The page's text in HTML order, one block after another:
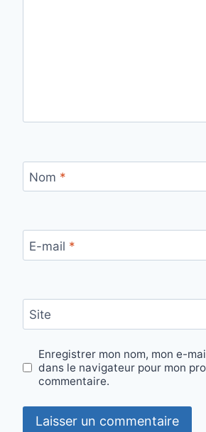
Nom *
E-mail *
Site
Enregistrer mon nom, mon e-
dans le navigateur pour mon
commentaire.